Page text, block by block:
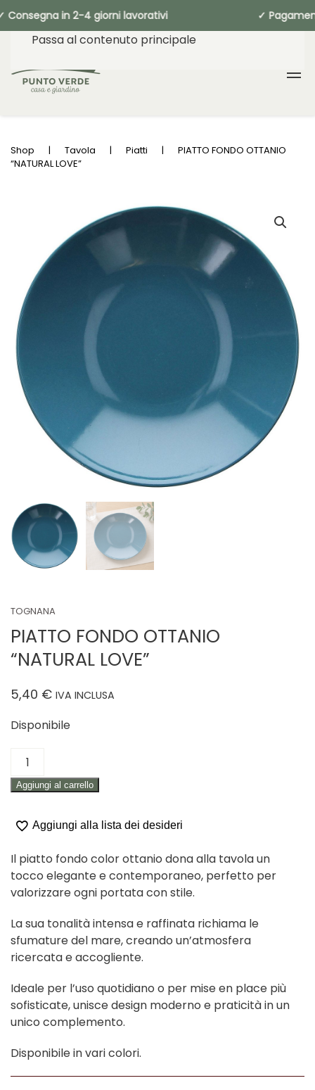
in 2-4 giorni lavorativi ✓
Passa al contenuto principale
Shop Tavola Piatti
PIATTO FONDO OTTANIO
“NATURAL LOVE”
TOGNANA
PIATTO FONDO OTTANIO
“NATURAL LOVE”
5,40 € IVA INCLUSA
Disponibile
PIATTO
OTTANIO
LOVE"
Aggiungi al carrello
Aggiungi alla lista dei desideri
Il piatto fondo color ottanio dona alla tavola un
tocco elegante e contemporaneo, perfetto per
valorizzare ogni portata con stile.
La sua tonalità intensa e raffinata richiama le
sfumature del mare, creando un’atmosfera
ricercata e accogliente.
Ideale per l’uso quotidiano o per mise en place più
sofisticate, unisce design moderno e praticità in un
unico complemento.
Disponibile in vari colori.